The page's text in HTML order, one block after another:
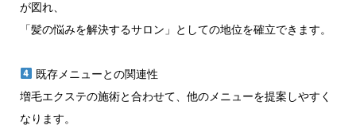
が図れ、
「髪の悩みを解決するサロン」としての地位を確立できます。
既存メニューとの関連性
増毛エクステの施術と合わせて、他のメニューを提案しやすく
なります。